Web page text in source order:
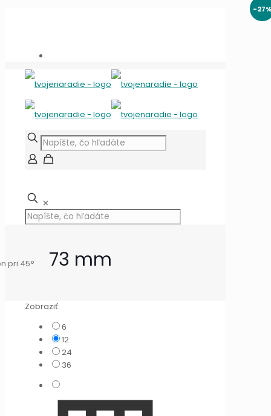
✕
73 mm
pri 45°
Zobraziť:
6
12
24
36
-27%